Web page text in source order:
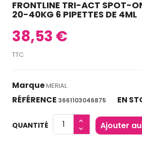
FRONTLINE TRI-ACT SPOT-
20-40KG 6 PIPETTES DE 4ML
38,53 €
TTC
MarqueMERIAL
RÉFÉRENCE 3661103046875 EN
QUANTITÉ Ajouter